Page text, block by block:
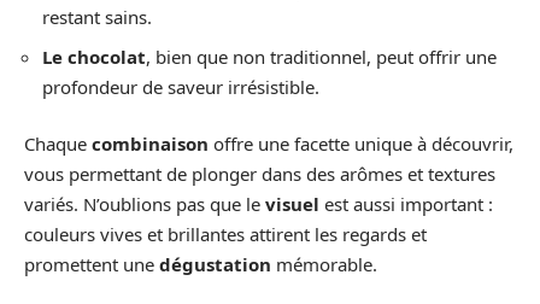
restant sains.
Le chocolat, bien que non traditionnel, peut offrir une
profondeur de saveur irrésistible.
Chaque combinaison offre une facette unique à découvrir,
vous permettant de plonger dans des arômes et textures
variés. N’oublions pas que le visuel est aussi important :
couleurs vives et brillantes attirent les regards et
promettent une dégustation mémorable.